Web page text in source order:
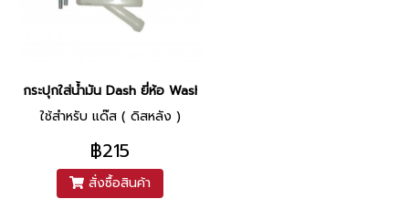
กระปุกใส่น้ำมัน Dash ยี่ห้อ Washi
ใช้สำหรับ แด๊ส ( ดิสหลัง )
฿215
สั่งซื้อสินค้า